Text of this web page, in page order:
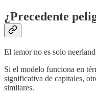
¿Precedente
El temor no es solo
Si el modelo funciona en
significativa de capitales,
similares.